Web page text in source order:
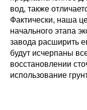
вод, также
Фактически, наша
начального этапа
завода расширить
будут исчерпаны
восстановлении
использование